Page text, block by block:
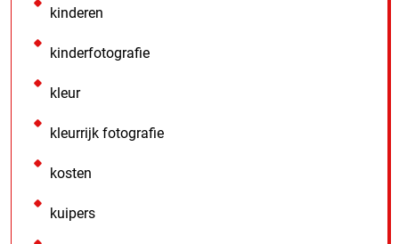
kinderen
kinderfotografie
kleur
kleurrijk fotografie
kosten
kuipers